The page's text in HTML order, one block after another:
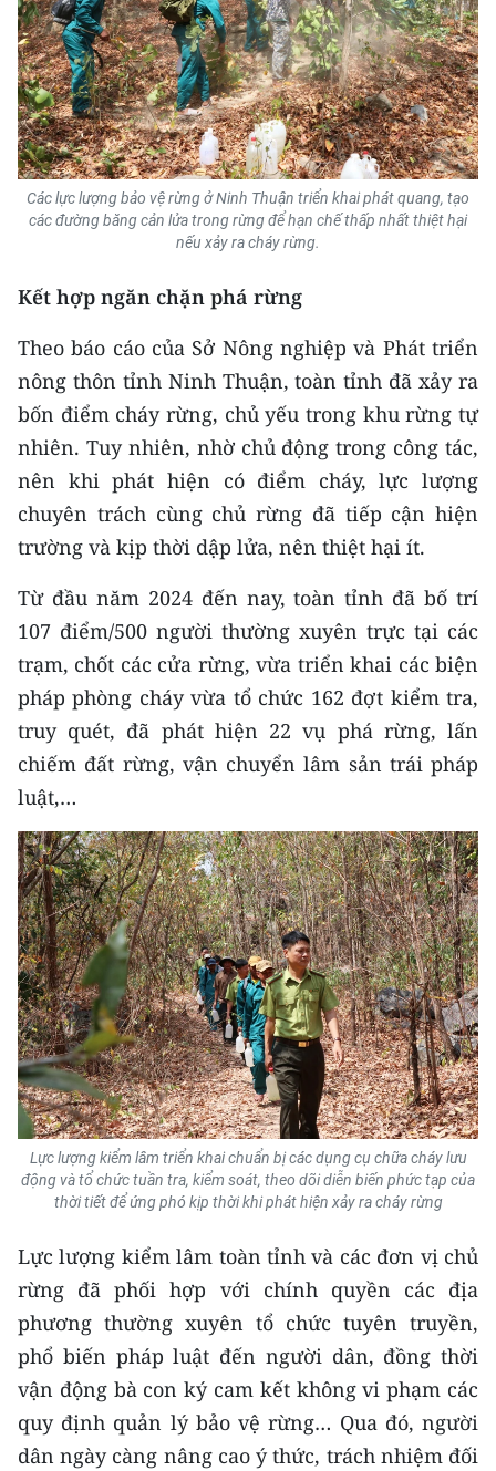
Các lực lượng bảo vệ rừng ở Ninh Thuận triển khai phát quang, tạo
các đường băng cản lửa trong rừng để hạn chế thấp nhất thiệt hại
nếu xảy ra cháy rừng.
Kết hợp ngăn chặn phá rừng
Theo báo cáo của Sở Nông nghiệp và Phát triển
nông thôn tỉnh Ninh Thuận, toàn tỉnh đã xảy ra
bốn điểm cháy rừng, chủ yếu trong khu rừng tự
nhiên. Tuy nhiên, nhờ chủ động trong công tác,
nên khi phát hiện có điểm cháy, lực lượng
chuyên trách cùng chủ rừng đã tiếp cận hiện
trường và kịp thời dập lửa, nên thiệt hại ít.
Từ đầu năm 2024 đến nay, toàn tỉnh đã bố trí
107 điểm/500 người thường xuyên trực tại các
trạm, chốt các cửa rừng, vừa triển khai các biện
pháp phòng cháy vừa tổ chức 162 đợt kiểm tra,
truy quét, đã phát hiện 22 vụ phá rừng, lấn
chiếm đất rừng, vận chuyển lâm sản trái pháp
luật,…
Lực lượng kiểm lâm triển khai chuẩn bị các dụng cụ chữa cháy lưu
động và tổ chức tuần tra, kiểm soát, theo dõi diễn biến phức tạp của
thời tiết để ứng phó kịp thời khi phát hiện xảy ra cháy rừng
Lực lượng kiểm lâm toàn tỉnh và các đơn vị chủ
rừng đã phối hợp với chính quyền các địa
phương thường xuyên tổ chức tuyên truyền,
phổ biến pháp luật đến người dân, đồng thời
vận động bà con ký cam kết không vi phạm các
quy định quản lý bảo vệ rừng… Qua đó, người
dân ngày càng nâng cao ý thức, trách nhiệm đối